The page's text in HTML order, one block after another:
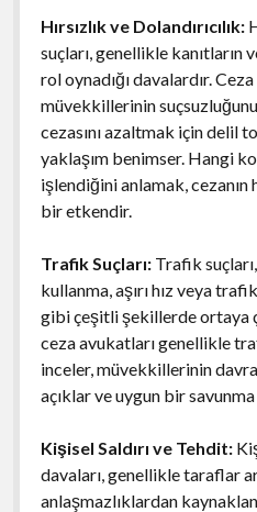
Hırsızlık ve Dolandırıcılık:
suçları, genellikle
rol oynadığı davalardır.
müvekkillerinin
cezasını azaltmak için delil
yaklaşım benimser. Hangi
işlendiğini anlamak,
bir etkendir.
Trafik Suçları:Trafik
kullanma, aşırı hız veya
gibi çeşitli şekillerde ortaya
ceza avukatları genellikle
inceler, müvekkillerinin
açıklar ve uygun bir
Kişisel Saldırı ve Tehdit:
davaları, genellikle taraflar
anlaşmazlıklardan